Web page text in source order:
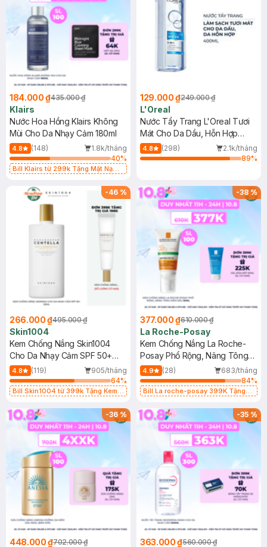
184.000 ₫435.000 ₫
Klairs
Nước Hoa Hồng Klairs Không
Mùi Cho Da Nhạy Cảm 180ml
4.8 (148)
1.8k/tháng
40%
Bill Klairs từ 299k Tặng Mặt Nạ
25ml (SL Có Hạn)
129.000 ₫249.000 ₫
L'Oreal
Nước Tẩy Trang L'Oreal Tươi
Mát Cho Da Dầu, Hỗn Hợp
400ml
4.8 (298)
2.1k/tháng
89%
-46 %
266.000 ₫495.000 ₫
Skin1004
Kem Chống Nắng Skin1004
Cho Da Nhạy Cảm SPF 50+
50ml
4.8 (119)
905/tháng
64%
Bill Skin1004 từ 399k Tặng Kem
SPF 50+ 20ml (SL Có Hạn)
-38%
377.000 ₫610.000 ₫
La Roche-Posay
Kem Chống Nắng La Roche-
Posay Phổ Rộng, Nâng Tông
Kiềm Dầu 50ml
4.9 (28)
683/tháng
84%
Bill La roche-posay 399K Tặng
(SL có hạn)
-36%
448.000 ₫702.000 ₫
-35%
363.000 ₫560.000 ₫